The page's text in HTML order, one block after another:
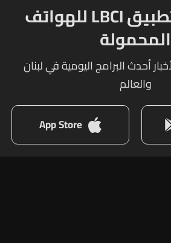
حمل الآن تطبيق LBCI للهواتف
المحمولة
أحدث البرامج اليومية في لبنان
والعالم
App Store